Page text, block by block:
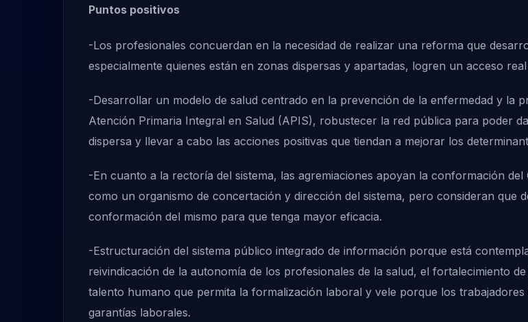
Puntos positivos
-Los profesionales concuerdan en la necesidad de realizar una reforma que
especialmente quienes están en zonas dispersas y apartadas, logren un acceso
-Desarrollar un modelo de salud centrado en la prevención de la enfermedad y la
Atención Primaria Integral en Salud (APIS), robustecer la red pública para poder
dispersa y llevar a cabo las acciones positivas que tiendan a mejorar los
-En cuanto a la rectoría del sistema, las agremiaciones apoyan la conformación
como un organismo de concertación y dirección del sistema, pero consideran que
conformación del mismo para que tenga mayor eficacia.
-Estructuración del sistema público integrado de información porque está
reivindicación de la autonomía de los profesionales de la salud, el fortalecimiento
talento humano que permita la formalización laboral y vele porque los
garantías laborales.